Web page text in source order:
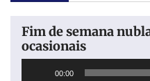
Fim de semana
ocasionais
00:00